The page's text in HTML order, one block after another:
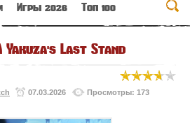
Игры 2026 Топ 100
Yakuza's Last Stand
07.03.2026
Просмотры: 173